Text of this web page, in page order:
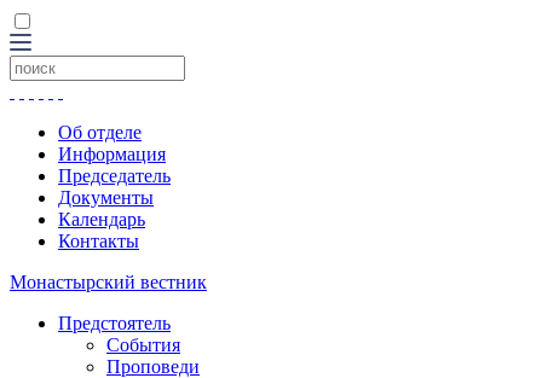
Об отделе
Информация
Председатель
Документы
Календарь
Контакты
Монастырский вестник
Предстоятель
События
Проповеди